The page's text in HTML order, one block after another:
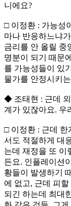
니에요?
□ 이정환 : 가능성
마나 반응하느냐
금리를 안 올릴 중
명분이 되기 때문
를 가능성들이 있
물가를 안정시키
◆ 조태현 : 근데
계가 있잖아요. 우
□ 이정환 : 근데 한
서도 적절하게 대
는데 재정을 또 이
든요. 인플레이션
황들이 발생하기
에 없고, 근데 피
되긴 하는데 최대